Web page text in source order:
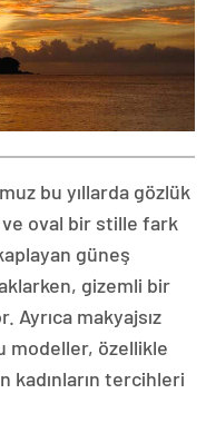
bu yıllarda gözlük
oval bir stille fark
güneş
gizemli bir
Ayrıca makyajsız
modeller, özellikle
kadınların tercihleri